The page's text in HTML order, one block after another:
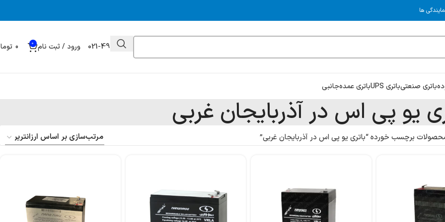
ها
021-49032000 ورود / ثبت نام 0
باتری صنعتیباتری UPS باتری عمدهجانبی
یو پی اس در آذربایجان غربی
برچسب خورده “باتری یو پی اس در آذربایجان غربی”